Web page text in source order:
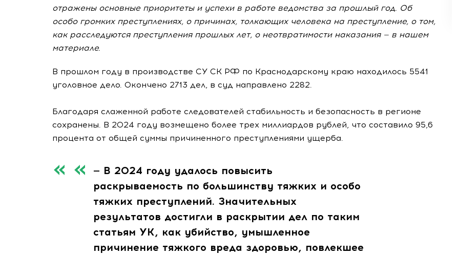
отражены основные приоритеты и успехи в работе ведомства за прошлый год. Об
особо громких преступлениях, о причинах, толкающих человека на преступление, о том,
как расследуются преступления прошлых лет, о неотвратимости наказания — в нашем
материале.
В прошлом году в производстве СУ СК РФ по Краснодарскому краю находилось 5541
уголовное дело. Окончено 2713 дел, в суд направлено 2282.
Благодаря слаженной работе следователей стабильность и безопасность в регионе
сохранены. В 2024 году возмещено более трех миллиардов рублей, что составило 95,6
процента от общей суммы причиненного преступлениями ущерба.
— В 2024 году удалось повысить
раскрываемость по большинству тяжких и особо
тяжких преступлений. Значительных
результатов достигли в раскрытии дел по таким
статьям УК, как убийство, умышленное
причинение тяжкого вреда здоровью, повлекшее